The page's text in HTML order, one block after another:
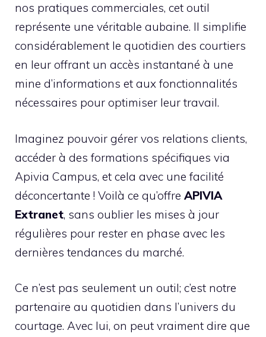
nos pratiques commerciales, cet outil
représente une véritable aubaine. Il simplifie
considérablement le quotidien des courtiers
en leur offrant un accès instantané à une
mine d’informations et aux fonctionnalités
nécessaires pour optimiser leur travail.
Imaginez pouvoir gérer vos relations clients,
accéder à des formations spécifiques via
Apivia Campus, et cela avec une facilité
déconcertante ! Voilà ce qu’offre APIVIA
Extranet, sans oublier les mises à jour
régulières pour rester en phase avec les
dernières tendances du marché.
Ce n’est pas seulement un outil; c’est notre
partenaire au quotidien dans l’univers du
courtage. Avec lui, on peut vraiment dire que